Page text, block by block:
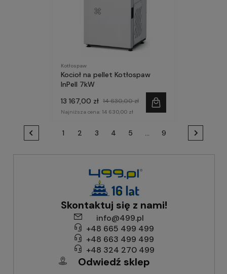
Kotłospaw
Kocioł na pellet Kotłospaw
InPell 7kW
13 167,00 zł 14 630,00 zł
Najniższa cena: 14 630,00 zł
1 2 3 4 5 ... 9
Skontaktuj się z nami!
info@499.pl
+48 665 499 499
+48 663 499 499
+48 324 270 499
Odwiedź sklep